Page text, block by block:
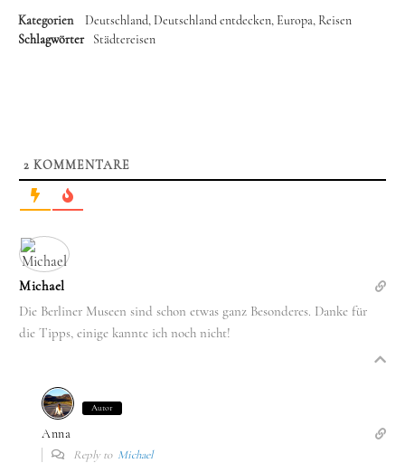
Kategorien Deutschland Deutschland entdecken Europa Reisen
Schlagwörter
Städtereisen
2 KOMMENTARE
Michael
Die Berliner Museen sind schon etwas ganz Besonderes. Danke für
die Tipps, einige kannte ich noch nicht!
Autor
Anna
Reply to Michael